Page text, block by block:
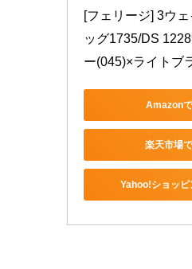
[フェリージ] 3ウ
ッグ1735/DS
ー(045)×ライトブ
Amazon
楽天市場
Yahoo!ショッピ